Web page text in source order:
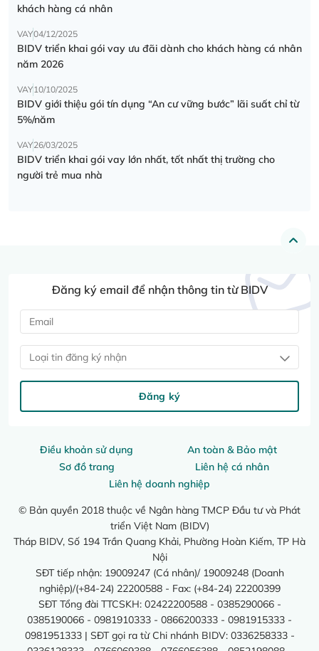
khách hàng cá nhân
VAY04/12/2025
BIDV triển khai gói vay ưu đãi dành cho khách hàng cá nhân
năm 2026
VAY10/10/2025
BIDV giới thiệu gói tín dụng “An cư vững bước” lãi suất chỉ từ
5%/năm
VAY26/03/2025
BIDV triển khai gói vay lớn nhất, tốt nhất thị trường cho
người trẻ mua nhà
Điều khoản sử dụng
An toàn & Bảo mật
Sơ đồ trang
Liên hệ cá nhân
Liên hệ doanh nghiệp
© Bản quyền 2018 thuộc về Ngân hàng TMCP Đầu tư và Phát
triển Việt Nam (BIDV)
Tháp BIDV, Số 194 Trần Quang Khải, Phường Hoàn Kiếm, TP Hà
Nội
SĐT tiếp nhận: 19009247 (Cá nhân)/ 19009248 (Doanh
nghiệp)/(+84-24) 22200588 - Fax: (+84-24) 22200399
SĐT Tổng đài TTCSKH: 02422200588 - 0385290066 -
0385190066 - 0981910333 - 0866200333 - 0981915333 -
0981951333 | SĐT gọi ra từ Chi nhánh BIDV: 0336258333 -
Đăng ký email để nhận thông tin từ BIDV
Loại tin đăng ký nhận
Đăng ký